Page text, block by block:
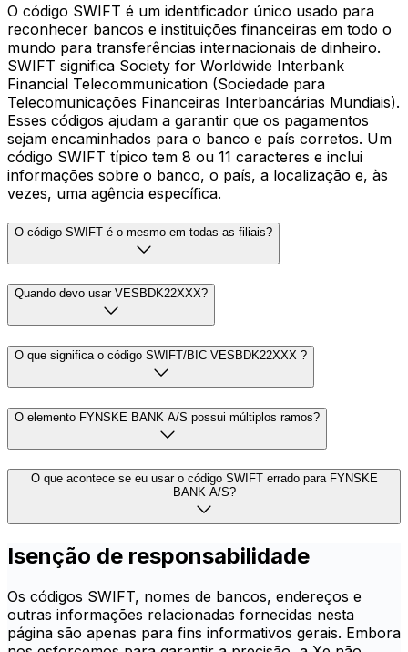
O código SWIFT é um identificador único usado para
reconhecer bancos e instituições financeiras em todo o
mundo para transferências internacionais de dinheiro.
SWIFT significa Society for Worldwide Interbank
Financial Telecommunication (Sociedade para
Telecomunicações Financeiras Interbancárias Mundiais).
Esses códigos ajudam a garantir que os pagamentos
sejam encaminhados para o banco e país corretos. Um
código SWIFT típico tem 8 ou 11 caracteres e inclui
informações sobre o banco, o país, a localização e, às
vezes, uma agência específica.
O código SWIFT é o mesmo em todas as filiais?
Quando devo usar VESBDK22XXX?
O que significa o código SWIFT/BIC VESBDK22XXX ?
O elemento FYNSKE BANK A/S possui múltiplos ramos?
O que acontece se eu usar o código SWIFT errado para FYNSKE
BANK A/S?
Isenção de responsabilidade
Os códigos SWIFT, nomes de bancos, endereços e
outras informações relacionadas fornecidas nesta
página são apenas para fins informativos gerais. Embora